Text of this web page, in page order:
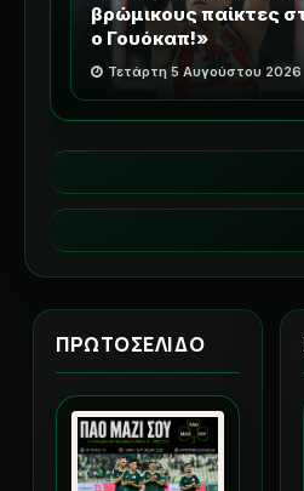
βρώμικους παίκτες
ο Γουόκαπ!»
Τετάρτη 5 Αυγούστου 2026
ΠΡΩΤΟΣΕΛΙΔΟ